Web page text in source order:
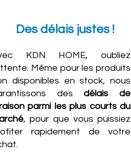
Des délais justes !
KDN HOME, oubliez
Même pour les produits
disponibles en stock, nous
desdélais de
parmi les plus courts du
, pour que vous puissiez
rapidement de votre